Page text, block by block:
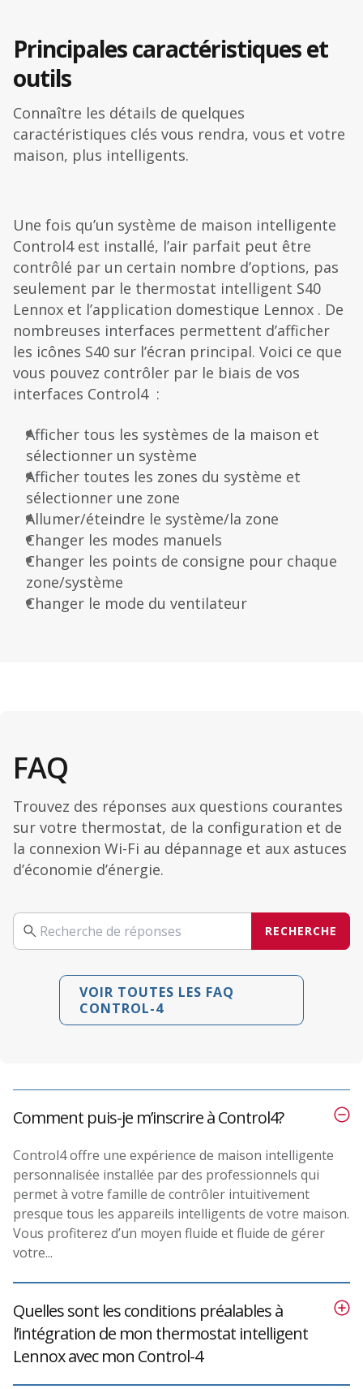
Principales caractéristiques et
outils
Connaître les détails de quelques
caractéristiques clés vous rendra, vous et votre
maison, plus intelligents.
Une fois qu’un système de maison intelligente
Control4 est installé, l’air parfait peut être
contrôlé par un certain nombre d’options, pas
seulement par le thermostat intelligent S40
Lennox et l’application domestique Lennox . De
nombreuses interfaces permettent d’afficher
les icônes S40 sur l’écran principal. Voici ce que
vous pouvez contrôler par le biais de vos
interfaces Control4 :
Afficher tous les systèmes de la maison et
sélectionner un système
Afficher toutes les zones du système et
sélectionner une zone
Allumer/éteindre le système/la zone
Changer les modes manuels
Changer les points de consigne pour chaque
zone/système
Changer le mode du ventilateur
FAQ
Trouvez des réponses aux questions courantes
sur votre thermostat, de la configuration et de
la connexion Wi-Fi au dépannage et aux astuces
d’économie d’énergie.
Recherche RECHERCHE
VOIR TOUTES LES FAQ
CONTROL-4
Comment puis-je m’inscrire à Control4?
Control4 offre une expérience de maison intelligente
personnalisée installée par des professionnels qui
permet à votre famille de contrôler intuitivement
presque tous les appareils intelligents de votre maison.
Vous profiterez d’un moyen fluide et fluide de gérer
votre...
Quelles sont les conditions préalables à
l’intégration de mon thermostat intelligent
Lennox avec mon Control-4